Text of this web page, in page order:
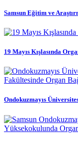
Samsun Eğitim ve
19 Mayıs Kışlasında
Ondokuzmayıs